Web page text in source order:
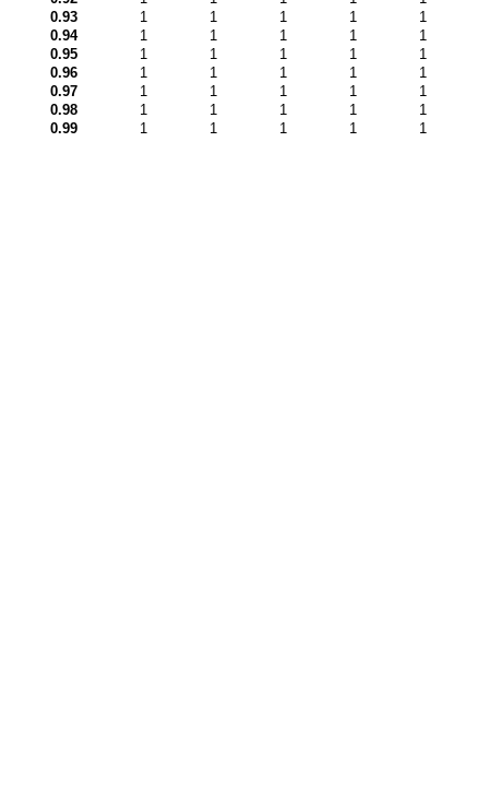
0.93
1 1 1 1
1
0.94
1 1 1 1
1
0.95
1 1 1 1
1
0.96
1 1 1 1
1
0.97
1 1 1 1
1
0.98
1 1 1 1
1
0.99
1 1 1 1 1